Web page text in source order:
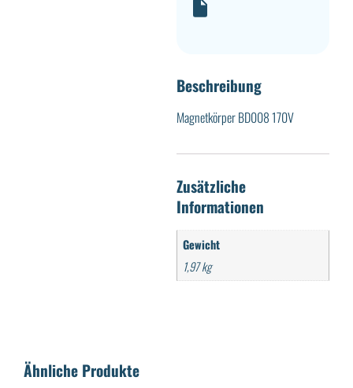
Beschreibung
Magnetkörper BD008 170V
Zusätzliche
Informationen
Gewicht
1,97 kg
Ähnliche Produkte